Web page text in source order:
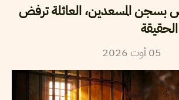
بسجن المسعدين، العائلة ترفض
05 أوت2026